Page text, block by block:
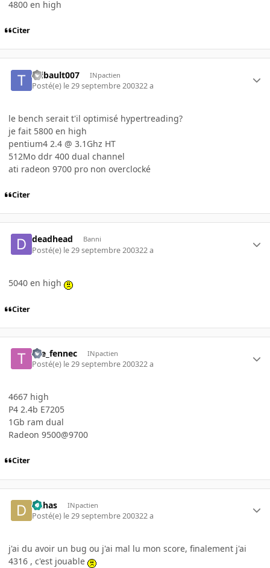
4800 en high
Citer
thibault007 INpactien
Posté(e) le 29 septembre 200322 a
le bench serait t'il optimisé hypertreading?
je fait 5800 en high
pentium4 2.4 @ 3.1Ghz HT
512Mo ddr 400 dual channel
ati radeon 9700 pro non overclocké
Citer
deadhead Banni
Posté(e) le 29 septembre 200322 a
5040 en high
Citer
the_fennec INpactien
Posté(e) le 29 septembre 200322 a
4667 high
P4 2.4b E7205
1Gb ram dual
Radeon 9500@9700
Citer
Dahas INpactien
Posté(e) le 29 septembre 200322 a
j'ai du avoir un bug ou j'ai mal lu mon score, finalement j'ai
4316 , c'est jouable